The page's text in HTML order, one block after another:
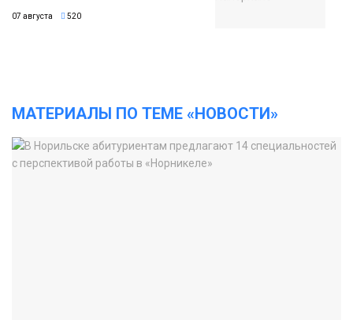
07 августа 520
МАТЕРИАЛЫ ПО ТЕМЕ «НОВОСТИ»